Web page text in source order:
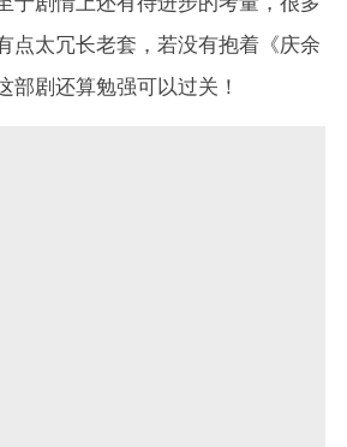
点太冗长老套，若没有抱着《庆余
部剧还算勉强可以过关！